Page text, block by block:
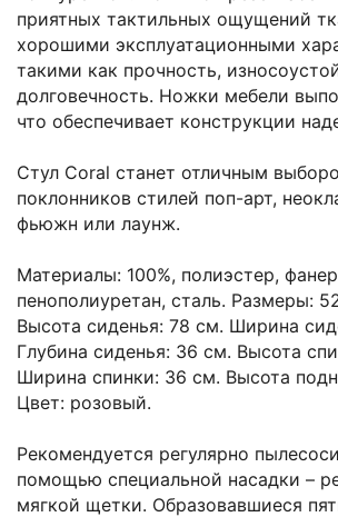
приятных тактильных ощущений
хорошими эксплуатационными
такими как прочность,
долговечность. Ножки мебели
что обеспечивает конструкции
Стул Coral станет отличным
поклонников стилей поп-арт,
фьюжн или лаунж.
Материалы: 100%, полиэстер,
пенополиуретан, сталь. Размеры:
Высота сиденья: 78 см. Ширина
Глубина сиденья: 36 см. Высота
Ширина спинки: 36 см. Высота
Цвет: розовый.
Рекомендуется регулярно
помощью специальной насадки –
мягкой щетки. Образовавшиеся